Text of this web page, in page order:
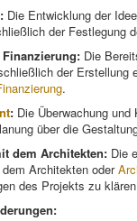
Die Entwicklung der
der Festlegung
Die
der Erstellung
.
: Die Überwachung
über die
dem Architekten: Die
Architekten oder
des Projekts zu